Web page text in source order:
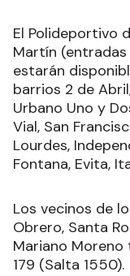
El Polideportivo
Martín (entradas
estarán
barrios 2 de
Urbano Uno y
Vial, San
Lourdes,
Fontana, Evita,
Los vecinos de
Obrero, Santa
Mariano Moreno
179 (Salta 1550).